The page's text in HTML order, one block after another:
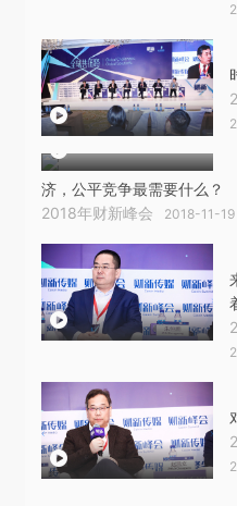
济，公平竞争最需要什么？
2018年财新峰会 2018-11-